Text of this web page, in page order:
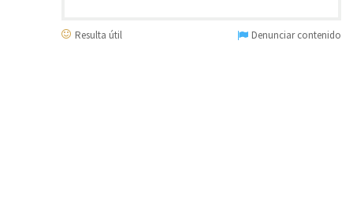
Resulta útil Denunciar contenido